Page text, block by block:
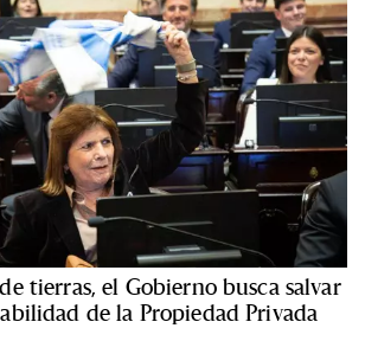
tierras, el Gobierno busca salvar
de la Propiedad Privada